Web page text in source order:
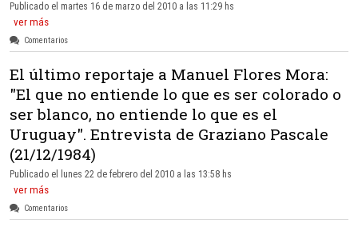
Publicado el martes 16 de marzo del 2010 a las 11:29 hs
ver más
Comentarios
El último reportaje a Manuel Flores Mora:
"El que no entiende lo que es ser colorado o
ser blanco, no entiende lo que es el
Uruguay". Entrevista de Graziano Pascale
(21/12/1984)
Publicado el lunes 22 de febrero del 2010 a las 13:58 hs
ver más
Comentarios